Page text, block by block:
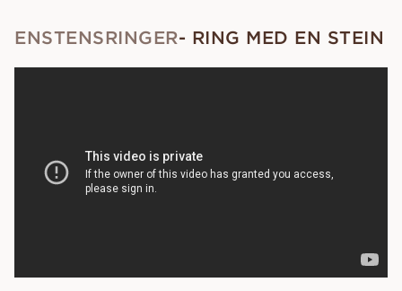
ENSTENSRINGER- RING MED EN STEIN